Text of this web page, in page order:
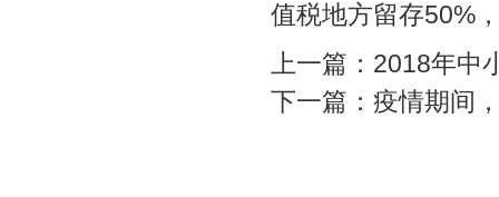
值税地方留存50%
上一篇： 2018年中
下一篇： 疫情期间